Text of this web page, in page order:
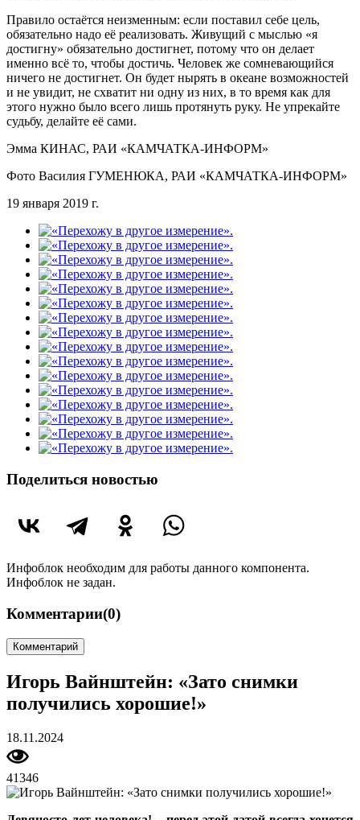
Правило остаётся неизменным: если поставил себе цель,
обязательно надо её реализовать. Живущий с мыслью «я
достигну» обязательно достигнет, потому что он делает
именно всё то, чтобы достичь. Человек же сомневающийся
ничего не достигнет. Он будет нырять в океане возможностей
и не увидит, не схватит ни одну из них, в то время как для
этого нужно было всего лишь протянуть руку. Не упрекайте
судьбу, делайте её сами.
Эмма КИНАС, РАИ «КАМЧАТКА-ИНФОРМ»
Фото Василия ГУМЕНЮКА, РАИ «КАМЧАТКА-ИНФОРМ»
19 января 2019 г.
Поделиться новостью
Инфоблок необходим для работы данного компонента.
Инфоблок не задан.
Комментарии(0)
Комментарий
Игорь Вайнштейн: «Зато снимки
получились хорошие!»
18.11.2024
41346